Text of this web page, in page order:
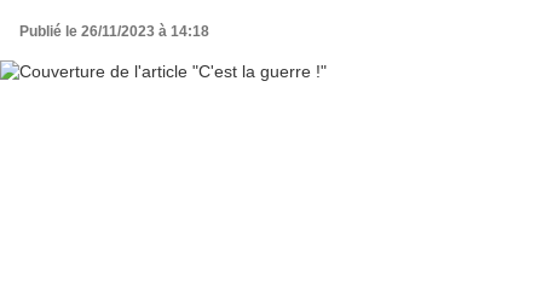
Publié le 26/11/2023 à 14:18